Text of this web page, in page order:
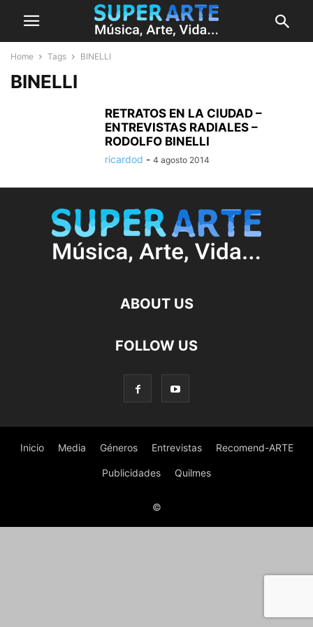
Home Tags BINELLI
BINELLI
RETRATOS EN LA CIUDAD –
ENTREVISTAS RADIALES –
RODOLFO BINELLI
ricardod - 4 agosto 2014
ABOUT US
FOLLOW US
Inicio Media Géneros Entrevistas Recomend-ARTE
Publicidades Quilmes
©